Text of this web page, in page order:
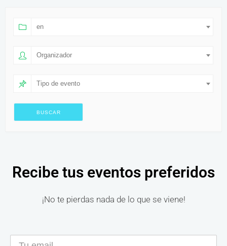
en
Organizador
Tipo de evento
Recibe tus eventos preferidos
¡No te pierdas nada de lo que se viene!